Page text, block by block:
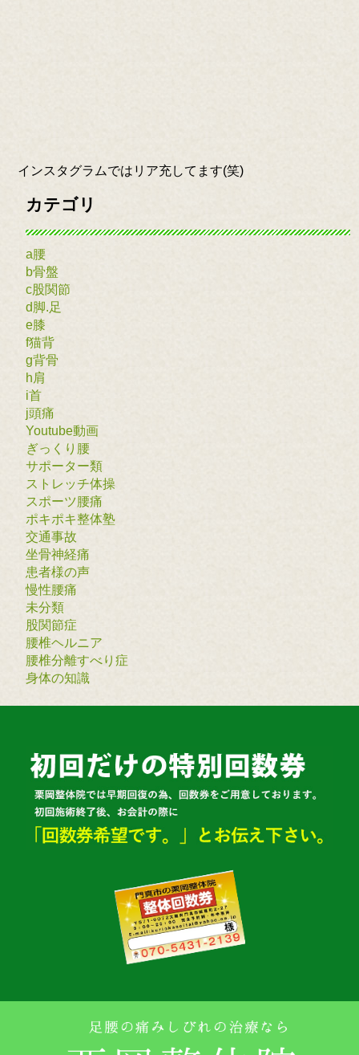
インスタグラムではリア充してます(笑)
カテゴリ
a腰
b骨盤
c股関節
d脚.足
e膝
f猫背
g背骨
h肩
i首
j頭痛
Youtube動画
ぎっくり腰
サポーター類
ストレッチ体操
スポーツ腰痛
ポキポキ整体塾
交通事故
坐骨神経痛
患者様の声
慢性腰痛
未分類
股関節症
腰椎ヘルニア
腰椎分離すべり症
身体の知識